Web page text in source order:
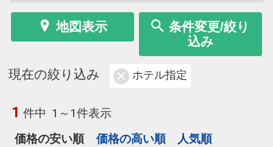
地図表示
条件変更/絞り
込み
現在の絞り込み ホテル指定
1 件中 1～1件表示
価格の安い順
価格の高い順 人気順